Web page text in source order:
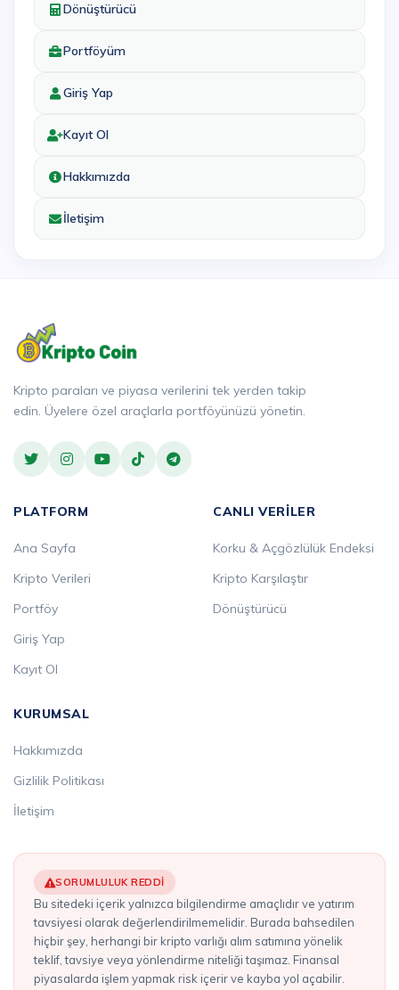
Dönüştürücü
Portföyüm
Giriş Yap
Kayıt Ol
Hakkımızda
İletişim
Kripto paraları ve piyasa verilerini tek yerden takip
edin. Üyelere özel araçlarla portföyünüzü yönetin.
PLATFORM
Ana Sayfa
Kripto Verileri
Portföy
Giriş Yap
Kayıt Ol
CANLI VERILER
Korku & Açgözlülük Endeksi
Kripto Karşılaştır
Dönüştürücü
KURUMSAL
Hakkımızda
Gizlilik Politikası
İletişim
SORUMLULUK REDDI
Bu sitedeki içerik yalnızca bilgilendirme amaçlıdır ve yatırım
tavsiyesi olarak değerlendirilmemelidir. Burada bahsedilen
hiçbir şey, herhangi bir kripto varlığı alım satımına yönelik
teklif, tavsiye veya yönlendirme niteliği taşımaz. Finansal
piyasalarda işlem yapmak risk içerir ve kayba yol açabilir.